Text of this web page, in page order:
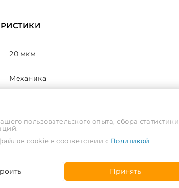
20 мкм
Механика
254
Веревочный полипропилен
пользовательского опыта, сбора статистики
cookie в соответствии с Политикой
Принять